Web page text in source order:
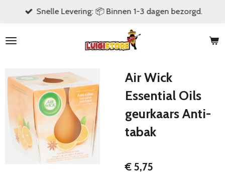
naar
Snelle Levering: 📦 Binnen 1-3 dagen bezorgd.
Air Wick
Essential Oils
geurkaars Anti-
tabak
€ 5,75